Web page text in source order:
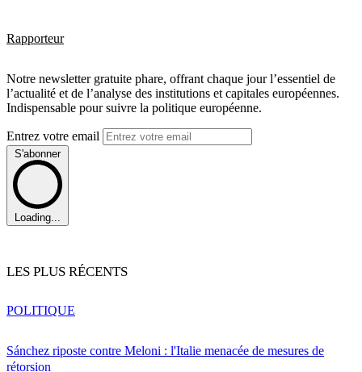
Rapporteur
Notre newsletter gratuite phare, offrant chaque jour l’essentiel de
l’actualité et de l’analyse des institutions et capitales européennes.
Indispensable pour suivre la politique européenne.
Entrez votre email
S'abonner
Loading...
LES PLUS RÉCENTS
Sánchez riposte contre Meloni : l'Italie menacée de mesures de
rétorsion
POLITIQUE